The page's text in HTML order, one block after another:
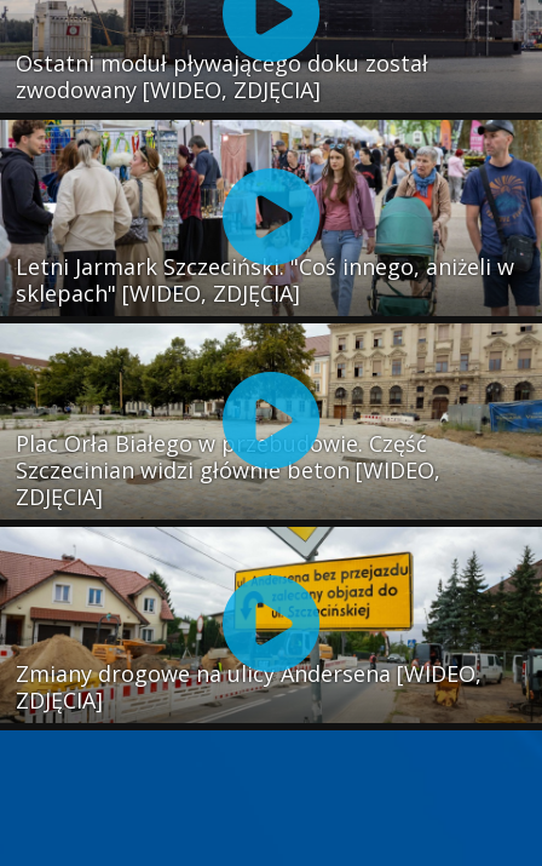
Ostatni moduł pływającego doku został
zwodowany [WIDEO, ZDJĘCIA]
Letni Jarmark Szczeciński. "Coś innego, aniżeli w
sklepach" [WIDEO, ZDJĘCIA]
Plac Orła Białego w przebudowie. Część
Szczecinian widzi głównie beton [WIDEO,
ZDJĘCIA]
Zmiany drogowe na ulicy Andersena [WIDEO,
ZDJĘCIA]